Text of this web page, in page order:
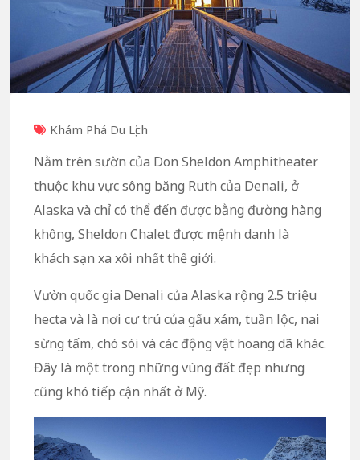
Khám Phá Du Lịch
Nằm trên sườn của Don Sheldon Amphitheater
thuộc khu vực sông băng Ruth của Denali, ở
Alaska và chỉ có thể đến được bằng đường hàng
không, Sheldon Chalet được mệnh danh là
khách sạn xa xôi nhất thế giới.
Vườn quốc gia Denali của Alaska rộng 2.5 triệu
hecta và là nơi cư trú của gấu xám, tuần lộc, nai
sừng tấm, chó sói và các động vật hoang dã khác.
Đây là một trong những vùng đất đẹp nhưng
cũng khó tiếp cận nhất ở Mỹ.